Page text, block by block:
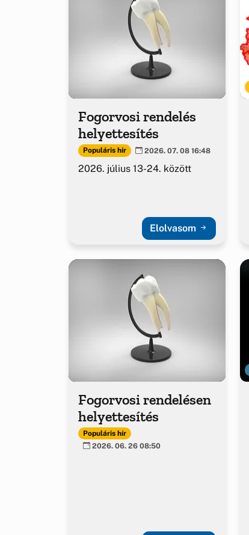
Fogorvosi rendelés
helyettesítés
Populáris hír 2026. 07. 08 16:48
2026. július 13-24. között
Elolvasom
Fogorvosi rendelésen
helyettesítés
Populáris hír
2026. 06. 26 08:50